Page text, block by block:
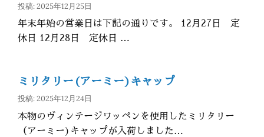
投稿: 2025年12月25日
年末年始の営業日は下記の通りです。 12月27日 定
休日 12月28日 定休日 …
ミリタリー(アーミー)キャップ
投稿: 2025年12月24日
本物のヴィンテージワッペンを使用したミリタリー
（アーミー)キャップが入荷しました…